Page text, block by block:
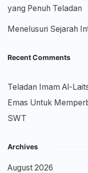
yang Penuh Teladan
Menelusuri Sejarah
Recent Comments
Teladan Imam Al-
Emas Untuk
SWT
Archives
August 2026